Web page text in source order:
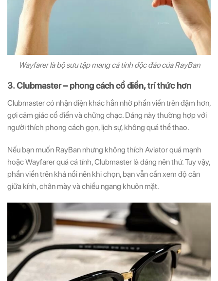
Wayfarer là bộ sưu tập mang cá tính độc đáo của RayBan
3. Clubmaster – phong cách cổ điển, trí thức hơn
Clubmaster có nhận diện khác hẳn nhờ phần viền trên đậm hơn,
gợi cảm giác cổ điển và chững chạc. Dáng này thường hợp với
người thích phong cách gọn, lịch sự, không quá thể thao.
Nếu bạn muốn RayBan nhưng không thích Aviator quá mạnh
hoặc Wayfarer quá cá tính, Clubmaster là dáng nên thử. Tuy vậy,
phần viền trên khá nổi nên khi chọn, bạn vẫn cần xem độ cân
giữa kính, chân mày và chiều ngang khuôn mặt.